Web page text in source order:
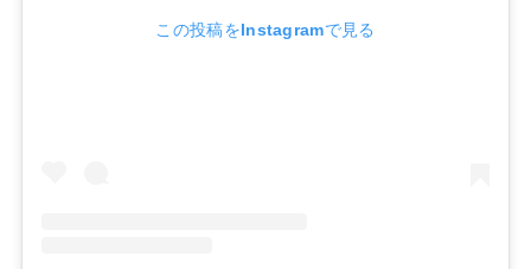
この投稿をInstagramで見る